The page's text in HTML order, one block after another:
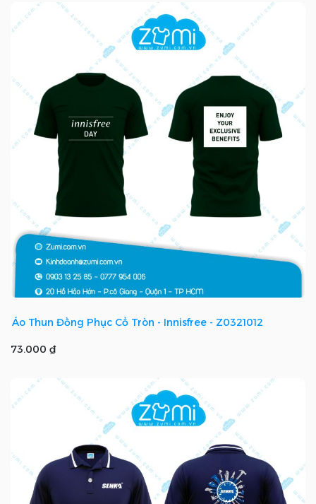
Áo Thun Đồng Phục Cổ Tròn - Innisfree - Z0321012
73.000 ₫